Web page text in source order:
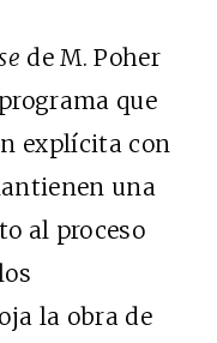
de M. Poher
que
explícita con
una
al proceso
la obra de